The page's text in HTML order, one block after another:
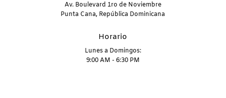
Av. Boulevard 1ro de Noviembre
Punta Cana, República Dominicana
Horario
Lunes a Domingos:
9:00 AM - 6:30 PM